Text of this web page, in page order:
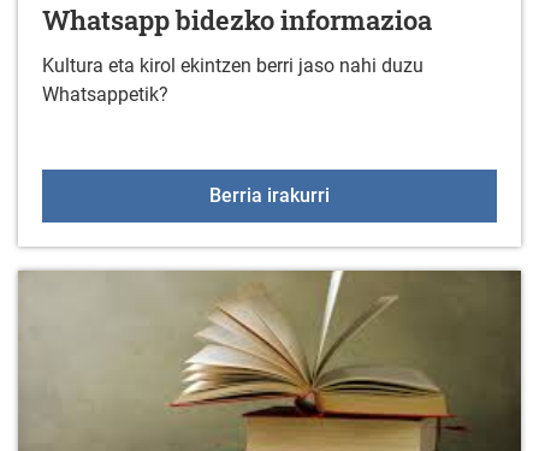
Whatsapp bidezko informazioa
Kultura eta kirol ekintzen berri jaso nahi duzu
Whatsappetik?
Berria irakurri